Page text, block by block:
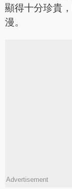
顯得十分珍貴
漫。
Advertisement